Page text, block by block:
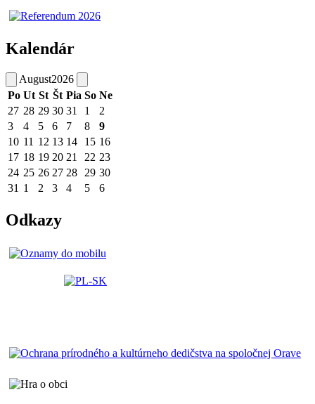
Kalendár
August2026
Po Ut St Št Pia So Ne
27 28 29 30 31 1
2
3
4 5 6 7 8
9
10 11 12 13 14 15 16
17 18 19 20 21 22 23
24 25 26 27 28 29 30
31 1 2 3 4 5 6
Odkazy